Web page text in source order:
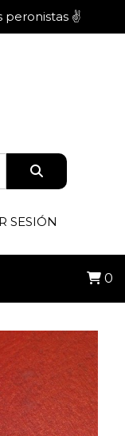
peronistas ✌️
SESIÓN
0